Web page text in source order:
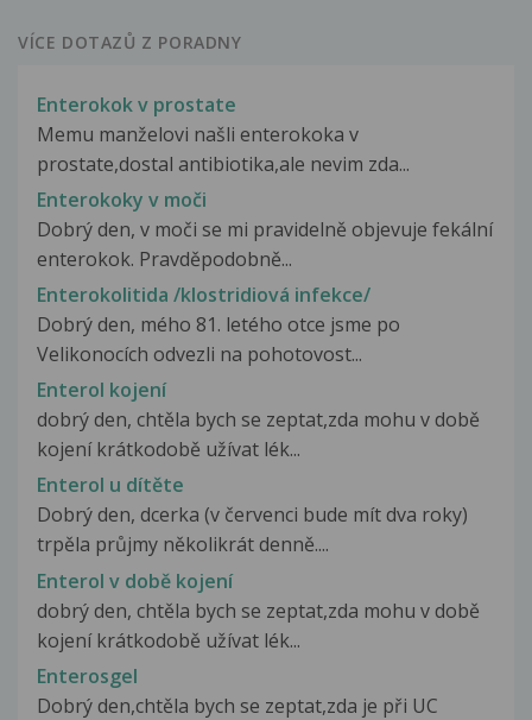
VÍCE DOTAZŮ Z PORADNY
Enterokok v prostate
Memu manželovi našli enterokoka v
prostate,dostal antibiotika,ale nevim zda...
Enterokoky v moči
Dobrý den, v moči se mi pravidelně objevuje fekální
enterokok. Pravděpodobně...
Enterokolitida /klostridiová infekce/
Dobrý den, mého 81. letého otce jsme po
Velikonocích odvezli na pohotovost...
Enterol kojení
dobrý den, chtěla bych se zeptat,zda mohu v době
kojení krátkodobě užívat lék...
Enterol u dítěte
Dobrý den, dcerka (v červenci bude mít dva roky)
trpěla průjmy několikrát denně....
Enterol v době kojení
dobrý den, chtěla bych se zeptat,zda mohu v době
kojení krátkodobě užívat lék...
Enterosgel
Dobrý den,chtěla bych se zeptat,zda je při UC